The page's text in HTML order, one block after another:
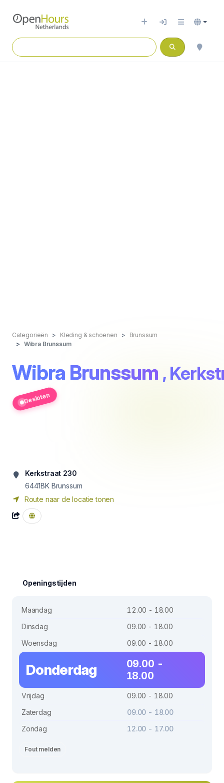
Categorieën Kleding & schoenen
Brunssum
Wibra Brunssum
Wibra Brunssum ,
Gesloten
Kerkstraat 230
6441BK Brunssum
Route naar de locatie tonen
Openingstijden
Maandag
12.00 - 18.00
Dinsdag
09.00 - 18.00
Woensdag
09.00 - 18.00
Donderdag
09.00 -
18.00
Vrijdag
09.00 - 18.00
Zaterdag
09.00 - 18.00
Zondag
12.00 - 17.00
Fout melden